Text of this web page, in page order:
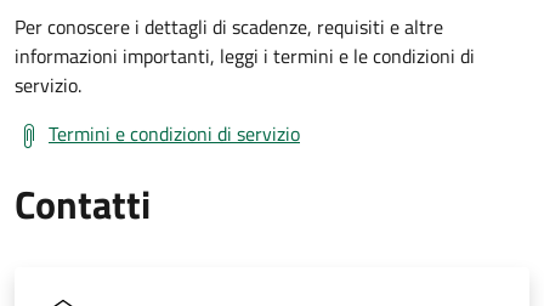
Per conoscere i dettagli di scadenze, requisiti e altre
informazioni importanti, leggi i termini e le condizioni di
servizio.
Termini e condizioni di servizio
Contatti